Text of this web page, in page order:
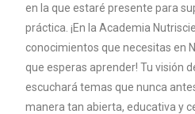
en la que estaré presente para
práctica. ¡En la Academia
conocimientos que necesitas en
que esperas aprender! Tu visión
escuchará temas que nunca
manera tan abierta, educativa y